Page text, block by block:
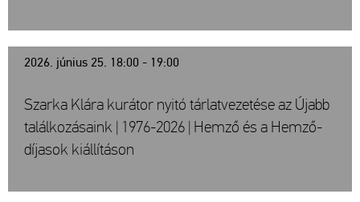
2026. június 25. 18:00 - 19:00
Szarka Klára kurátor nyitó tárlatvezetése az Újabb
találkozásaink | 1976-2026 | Hemző és a Hemző-
díjasok kiállításon